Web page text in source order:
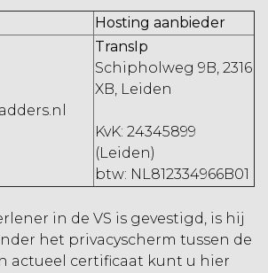
Hosting aanbieder
TransIp
Schipholweg 9B, 2316
XB, Leiden
KvK: 24345899
(Leiden)
btw: NL812334966B01
in de VS is gevestigd, is hij
het privacyscherm tussen de
actueel certificaat kunt u hier